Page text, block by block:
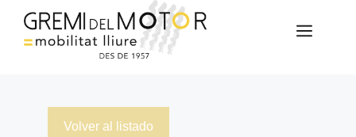
contenido
Volver al listado